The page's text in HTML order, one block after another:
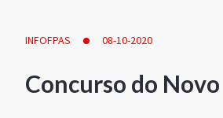
INFOFPAS 08-10-2020
Concurso do